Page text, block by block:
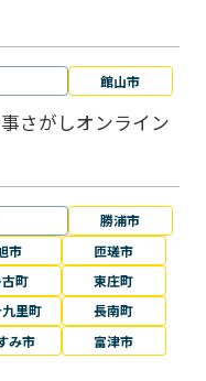
館山市
さがしオンライン
勝浦市
市
匝瑳市
町
東庄町
里町
長南町
み市
富津市